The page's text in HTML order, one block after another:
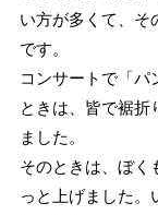
い方が多くて、そ
です。
コンサートで「パ
ときは、皆で裾折
ました。
そのときは、ぼく
っと上げました。